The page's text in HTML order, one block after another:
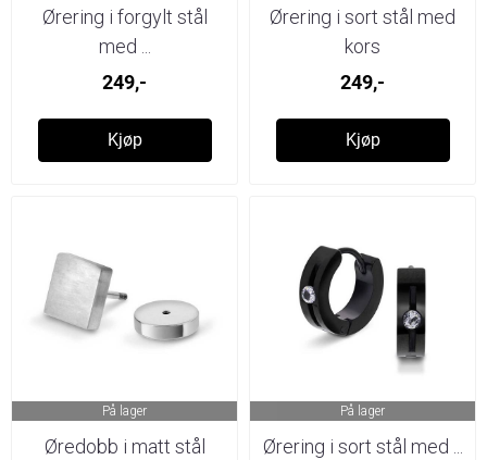
Ørering i forgylt stål
med ...
249,-
Kjøp
Ørering i sort stål med
kors
249,-
Kjøp
På lager
Øredobb i matt stål
På lager
Ørering i sort stål med ...